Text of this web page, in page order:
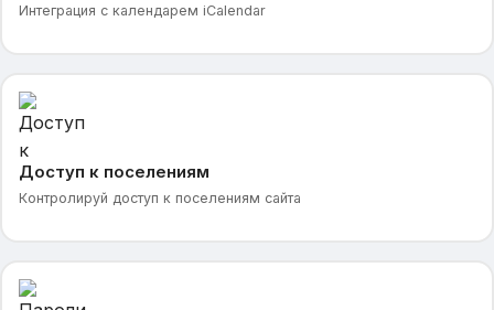
Интеграция с календарем iCalendar
Доступ к поселениям
Контролируй доступ к поселениям сайта